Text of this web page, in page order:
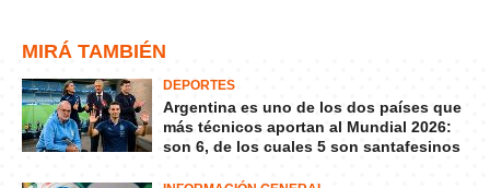
MIRÁ TAMBIÉN
DEPORTES
Argentina es uno de los dos países que
más técnicos aportan al Mundial 2026:
son 6, de los cuales 5 son santafesinos